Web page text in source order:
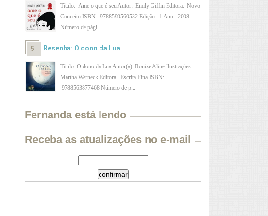
Título: Ame o que é seu Autor: Emily Giffin Editora: Novo
Conceito ISBN: 9788599560532 Edição: 1 Ano: 2008
Número de pági...
Resenha: O dono da Lua
Título: O dono da Lua Autor(a): Ronize Aline Ilustrações:
Martha Werneck Editora: Escrita Fina ISBN:
9788563877468 Número de p...
Fernanda está lendo
Receba as atualizações no e-mail